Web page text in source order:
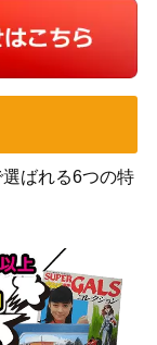
ばれる6つの特